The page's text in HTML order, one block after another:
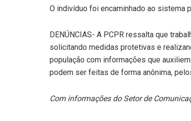
O indivíduo foi encaminhado ao sistema
DENÚNCIAS- A PCPR ressalta que
solicitando medidas protetivas e
população com informações que
podem ser feitas de forma anônima,
Com informações do Setor de